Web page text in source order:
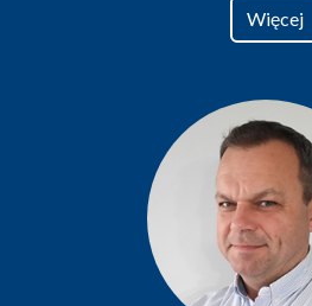
Więcej